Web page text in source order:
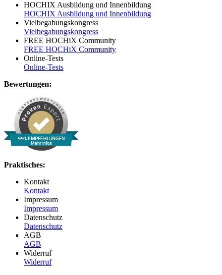
HOCHIX Ausbildung und Innenbildung
HOCHIX Ausbildung und Innenbildung
Vielbegabungskongress
Vielbegabungskongress
FREE HOCHiX Community
FREE HOCHiX Community
Online-Tests
Online-Tests
Bewertungen:
99% EMPFEHLUNGEN
Mehr Infos
Praktisches:
Kontakt
Kontakt
Impressum
Impressum
Datenschutz
Datenschutz
AGB
AGB
Widerruf
Widerruf